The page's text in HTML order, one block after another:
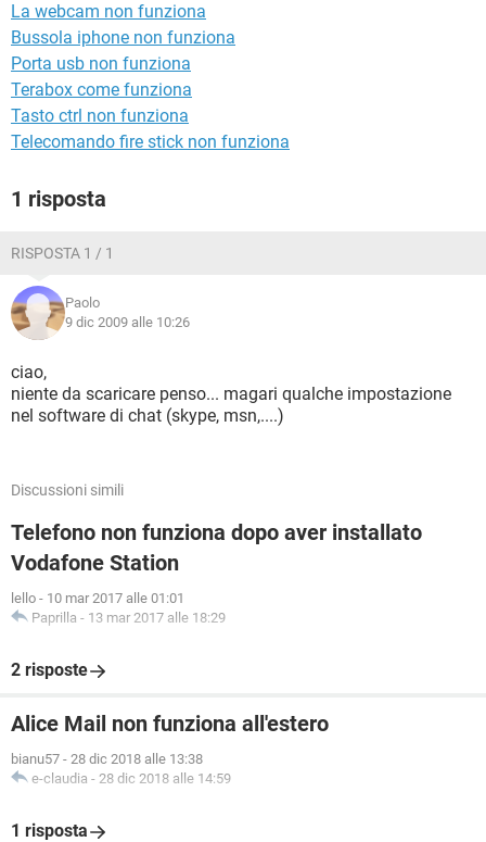
La webcam non funziona
Bussola iphone non funziona
Porta usb non funziona
Terabox come funziona
Tasto ctrl non funziona
Telecomando fire stick non funziona
1 risposta
RISPOSTA 1 / 1
Paolo
9 dic 2009 alle 10:26
ciao,
niente da scaricare penso... magari qualche impostazione
nel software di chat (skype, msn,....)
Discussioni simili
Telefono non funziona dopo aver installato
Vodafone Station
lello - 10 mar 2017 alle 01:01
Paprilla - 13 mar 2017 alle 18:29
2 risposte
Alice Mail non funziona all'estero
bianu57 - 28 dic 2018 alle 13:38
e-claudia - 28 dic 2018 alle 14:59
1 risposta